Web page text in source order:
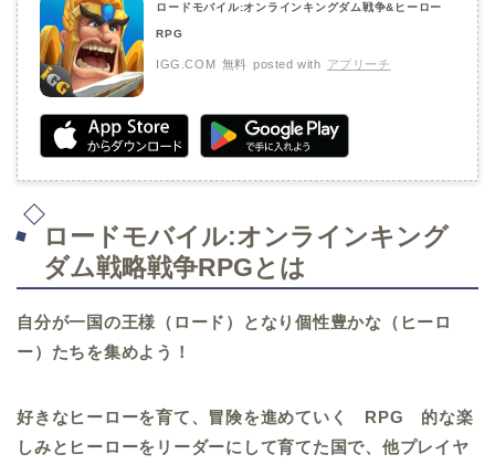
ロードモバイル:オンラインキングダム戦争&ヒーロー
RPG
IGG.COM 無料 posted with アプリーチ
ロードモバイル:オンラインキング
ダム戦略戦争RPGとは
自分が一国の王様（ロード）となり個性豊かな（ヒーロ
ー）たちを集めよう！
好きなヒーローを育て、冒険を進めていく RPG 的な楽
しみとヒーローをリーダーにして育てた国で、他プレイヤ